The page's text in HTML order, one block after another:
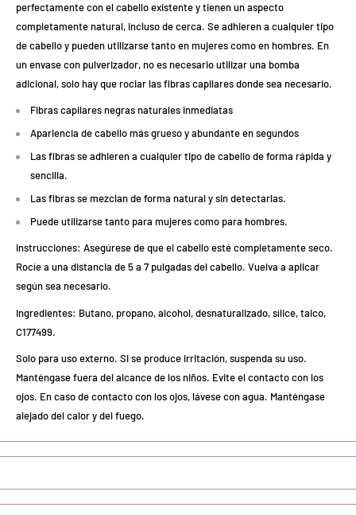
perfectamente con el cabello existente y tienen un aspecto
completamente natural, incluso de cerca. Se adhieren a cualquier tipo
de cabello y pueden utilizarse tanto en mujeres como en hombres. En
un envase con pulverizador, no es necesario utilizar una bomba
adicional, solo hay que rociar las fibras capilares donde sea necesario.
Fibras capilares negras naturales inmediatas
Apariencia de cabello más grueso y abundante en segundos
Las fibras se adhieren a cualquier tipo de cabello de forma rápida y
sencilla.
Las fibras se mezclan de forma natural y sin detectarlas.
Puede utilizarse tanto para mujeres como para hombres.
Instrucciones: Asegúrese de que el cabello esté completamente seco.
Rocíe a una distancia de 5 a 7 pulgadas del cabello. Vuelva a aplicar
según sea necesario.
Ingredientes: Butano, propano, alcohol, desnaturalizado, sílice, talco,
C177499.
Solo para uso externo. Si se produce irritación, suspenda su uso.
Manténgase fuera del alcance de los niños. Evite el contacto con los
ojos. En caso de contacto con los ojos, lávese con agua. Manténgase
alejado del calor y del fuego.